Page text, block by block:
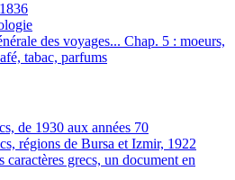
des voyages... Chap. 5 : moeurs,
tabac, parfums
de 1930 aux années 70
régions de Bursa et Izmir, 1922
caractères grecs, un document en